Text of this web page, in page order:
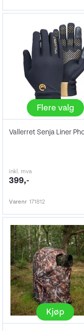
Flere valg
inkl. mva
399,-
Varenr 171812
Kjøp